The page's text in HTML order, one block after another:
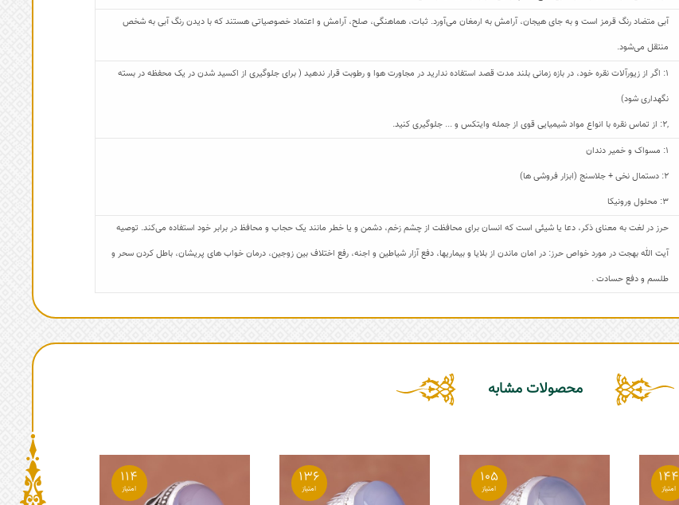
آبی متضاد رنگ قرمز است و به جای هیجان، آرامش به ارمغان می‌آورد. ثبات، هماهنگی، صلح، آرامش و اعتماد خصوصیاتی هستند که با دیدن رنگ آبی به شخص
منتقل می‌‌شود.
1: اگر از زیورآلات نقره خود، در بازه زمانی بلند مدت قصد استفاده ندارید در مجاورت هوا و رطوبت قرار ندهید ( برای جلوگیری از اکسید شدن در یک محفظه در بسته
نگهداری شود)
,2: از تماس نقره با انواع مواد شیمیایی قوی از جمله وایتکس و ... جلوگیری کنید.
1: مسواک و خمیر دندان
2: دستمال نخی + جلاسنج (ابزار فروشی ها)
3: محلول ورونیکا
حرز در لغت به معنای ذکر، دعا یا شیئی است که انسان برای محافظت از چشم زخم، دشمن و یا خطر مانند یک حجاب و محافظ در برابر خود استفاده می‌کند. توصیه
آیت الله بهجت در مورد خواص حرز: در امان ماندن از بلایا و بیماریها، دفع آزار شیاطین و اجنه، رفع اختلاف بین زوجین، درمان خواب های پریشان، باطل کردن سحر و
طلسم و دفع حسادت .
محصولات مشابه
144
105
136
114